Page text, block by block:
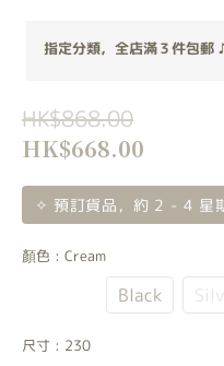
指定分類，全店滿３件包
HK$868.00
HK$668.00
✧ 預訂貨品，約 2 - 4 星
顏色 : Cream
Black
尺寸 : 230